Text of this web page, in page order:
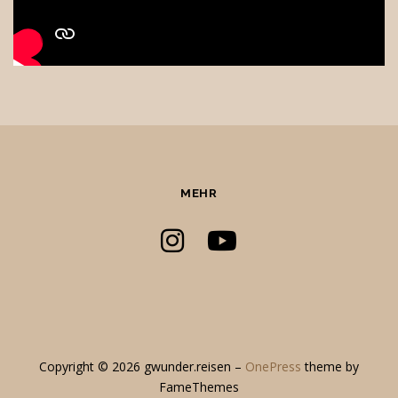
MEHR
Copyright © 2026 gwunder.reisen – OnePress theme by
FameThemes